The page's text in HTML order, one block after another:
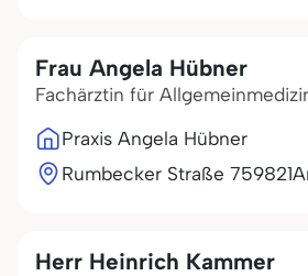
Frau Angela Hübner
Fachärztin für
Praxis Angela Hübner
Rumbecker Straße 759821
Herr Heinrich Kammer